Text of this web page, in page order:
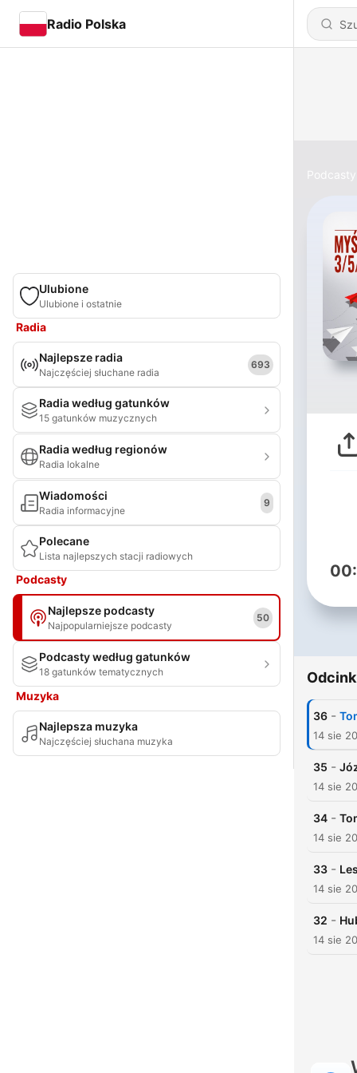
Radio Polska
Ulubione
Ulubione i ostatnie
Radia
Najlepsze radia
Najczęściej słuchane radia
693
Radia według gatunków
15 gatunków muzycznych
Radia według regionów
Radia lokalne
Wiadomości
Radia informacyjne
9
Polecane
Lista najlepszych stacji radiowych
Podcasty
Najlepsze podcasty
Najpopularniejsze podcasty
50
Podcasty według gatunków
18 gatunków tematycznych
Muzyka
Najlepsza muzyka
Najczęściej słuchana muzyka
Podcasty
36 -
14 sie
35 -
14 sie
34 -
14 sie
33 -
14 sie
32 -
14 sie